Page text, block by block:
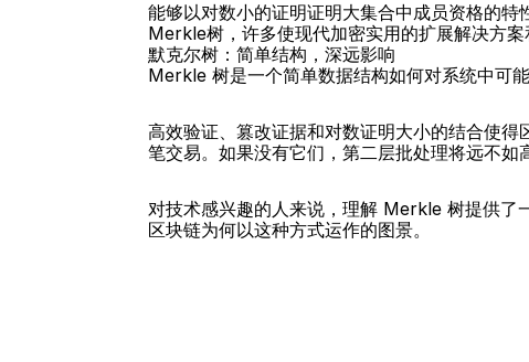
能够以对数小的证明证明大集合中成员资格的
Merkle树，许多使现代加密实用的扩展解决方案
默克尔树：简单结构，深远影响
Merkle 树是一个简单数据结构如何对系统中可
高效验证、篡改证据和对数证明大小的结合使
笔交易。如果没有它们，第二层批处理将远不如
对技术感兴趣的人来说，理解 Merkle 树提供了
区块链为何以这种方式运作的图景。